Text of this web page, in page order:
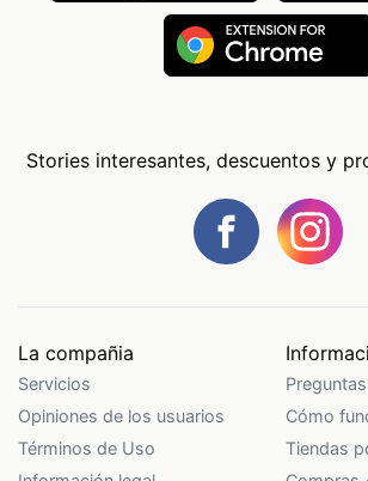
Stories interesantes, descuentos y
La compañia
Servicios
Opiniones de los usuarios
Términos de Uso
Cómo
Tiendas